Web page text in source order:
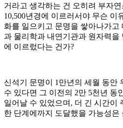
거라고 생각하는 건 오히려 부자
10,500년경에 이르러서야 무슨 이
화를 일으키고 문명을 쌓아나가
과 물리학과 내연기관과 원자력을
에 이르렀다는 건가?
신석기 문명이 1 만년의 세월 동안
수 있다면 그 이전의 2만 5천년 동
일어날 수 있었으며 , 더 긴 시간이
한 단계에까지 도달했을 가능성은